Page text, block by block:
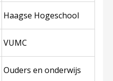
Haagse Hogeschool
VUMC
Ouders en onderwijs